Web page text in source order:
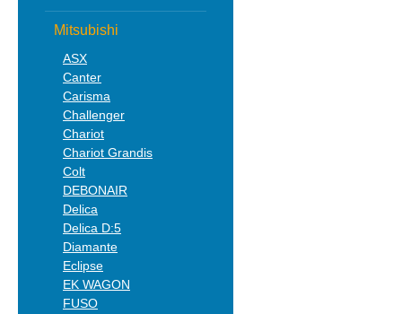
Mitsubishi
ASX
Canter
Carisma
Challenger
Chariot
Chariot Grandis
Colt
DEBONAIR
Delica
Delica D:5
Diamante
Eclipse
EK WAGON
FUSO